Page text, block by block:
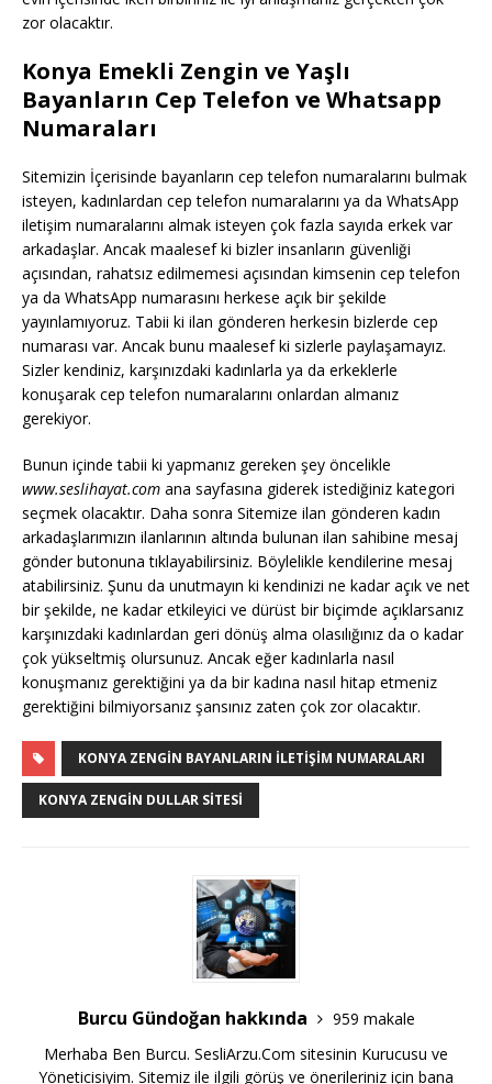
zor olacaktır.
Konya Emekli Zengin ve Yaşlı
Bayanların Cep Telefon ve Whatsapp
Numaraları
Sitemizin İçerisinde bayanların cep telefon numaralarını bulmak
isteyen, kadınlardan cep telefon numaralarını ya da WhatsApp
iletişim numaralarını almak isteyen çok fazla sayıda erkek var
arkadaşlar. Ancak maalesef ki bizler insanların güvenliği
açısından, rahatsız edilmemesi açısından kimsenin cep telefon
ya da WhatsApp numarasını herkese açık bir şekilde
yayınlamıyoruz. Tabii ki ilan gönderen herkesin bizlerde cep
numarası var. Ancak bunu maalesef ki sizlerle paylaşamayız.
Sizler kendiniz, karşınızdaki kadınlarla ya da erkeklerle
konuşarak cep telefon numaralarını onlardan almanız
gerekiyor.
Bunun içinde tabii ki yapmanız gereken şey öncelikle
www.seslihayat.com ana sayfasına giderek istediğiniz kategori
seçmek olacaktır. Daha sonra Sitemize ilan gönderen kadın
arkadaşlarımızın ilanlarının altında bulunan ilan sahibine mesaj
gönder butonuna tıklayabilirsiniz. Böylelikle kendilerine mesaj
atabilirsiniz. Şunu da unutmayın ki kendinizi ne kadar açık ve net
bir şekilde, ne kadar etkileyici ve dürüst bir biçimde açıklarsanız
karşınızdaki kadınlardan geri dönüş alma olasılığınız da o kadar
çok yükseltmiş olursunuz. Ancak eğer kadınlarla nasıl
konuşmanız gerektiğini ya da bir kadına nasıl hitap etmeniz
gerektiğini bilmiyorsanız şansınız zaten çok zor olacaktır.
KONYA ZENGIN BAYANLARIN İLETIŞIM NUMARALARI
KONYA ZENGIN DULLAR SITESI
Burcu Gündoğan hakkında
959 makale
Merhaba Ben Burcu. SesliArzu.Com sitesinin Kurucusu ve
Yöneticisiyim. Sitemiz ile ilgili görüş ve önerileriniz için bana